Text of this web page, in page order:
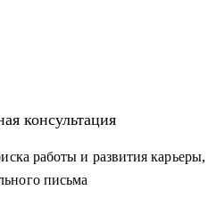
консультация
работы и развития карьеры,
письма